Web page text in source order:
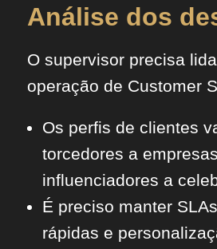
Análise dos
O supervisor precisa
operação de Customer
Os perfis de clientes
torcedores a
influenciadores a
É preciso manter
rápidas e